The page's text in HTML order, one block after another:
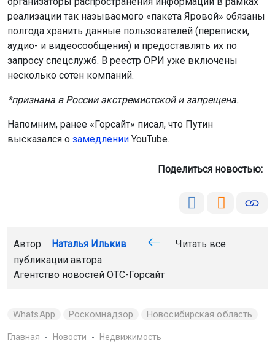
реализации так называемого «пакета Яровой» обязаны
полгода хранить данные пользователей (переписки,
аудио- и видеосообщения) и предоставлять их по
запросу спецслужб. В реестр ОРИ уже включены
несколько сотен компаний.
*признана в России экстремистской и запрещена.
Напомним, ранее «Горсайт» писал, что Путин
высказался о замедлении YouTube.
Поделиться новостью:
Автор: Наталья Илькив
Читать все
публикации автора
Агентство новостей ОТС-Горсайт
WhatsApp Роскомнадзор Новосибирская область
Главная Новости Недвижимость